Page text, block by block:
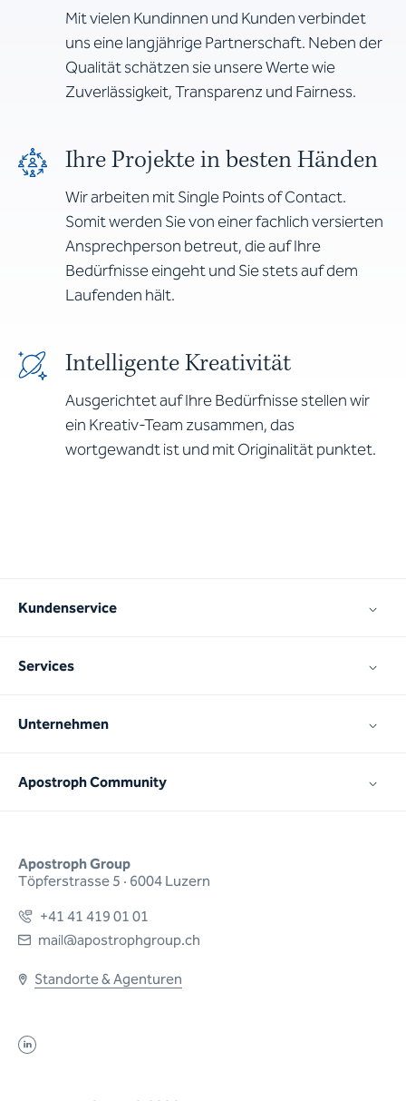
Mit vielen Kundinnen und Kunden verbindet
uns eine langjährige Partnerschaft. Neben der
Qualität schätzen sie unsere Werte wie
Zuverlässigkeit, Transparenz und Fairness.
Ihre Projekte in besten Händen
Wir arbeiten mit Single Points of Contact.
Somit werden Sie von einer fachlich versierten
Ansprechperson betreut, die auf Ihre
Bedürfnisse eingeht und Sie stets auf dem
Laufenden hält.
Intelligente Kreativität
Ausgerichtet auf Ihre Bedürfnisse stellen wir
ein Kreativ-Team zusammen, das
wortgewandt ist und mit Originalität punktet.
Apostroph Group
Töpferstrasse 5 · 6004 Luzern
+41 41 419 01 01
mail@apostrophgroup.ch
Standorte & Agenturen
Kundenservice
Services
Unternehmen
Apostroph Community